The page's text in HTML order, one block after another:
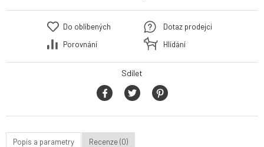
Do oblíbených
Porovnání
Dotaz prodejci
Hlídání
Sdílet
Popis a parametry Recenze (0)